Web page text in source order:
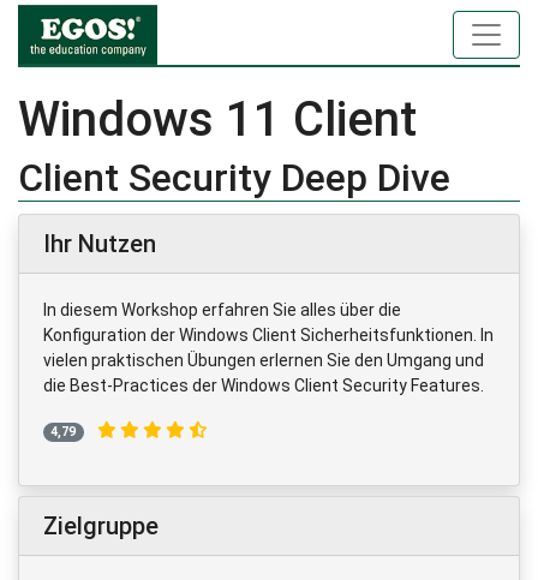
Windows 11 Client
Client Security Deep Dive
Ihr Nutzen
In diesem Workshop erfahren Sie alles über die
Konfiguration der Windows Client Sicherheitsfunktionen. In
vielen praktischen Übungen erlernen Sie den Umgang und
die Best-Practices der Windows Client Security Features.
4,79
Zielgruppe